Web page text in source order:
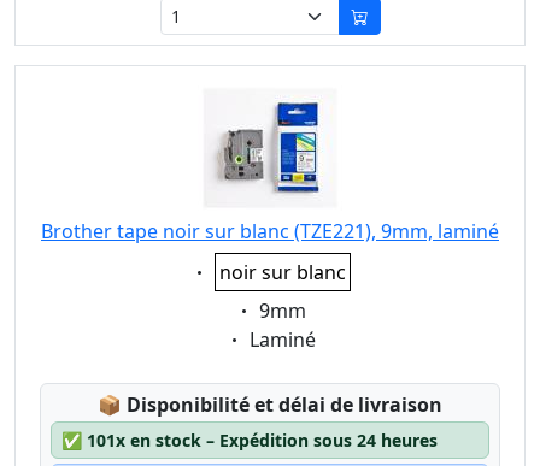
Brother tape noir sur blanc (TZE221), 9mm, laminé
Eigenschaft:
noir sur blanc
Eigenschaft:
9mm
Eigenschaft:
Laminé
📦 Lagerstatus:
Disponibilité et délai de livraison
✅ 101x en stock – Expédition sous 24 heures